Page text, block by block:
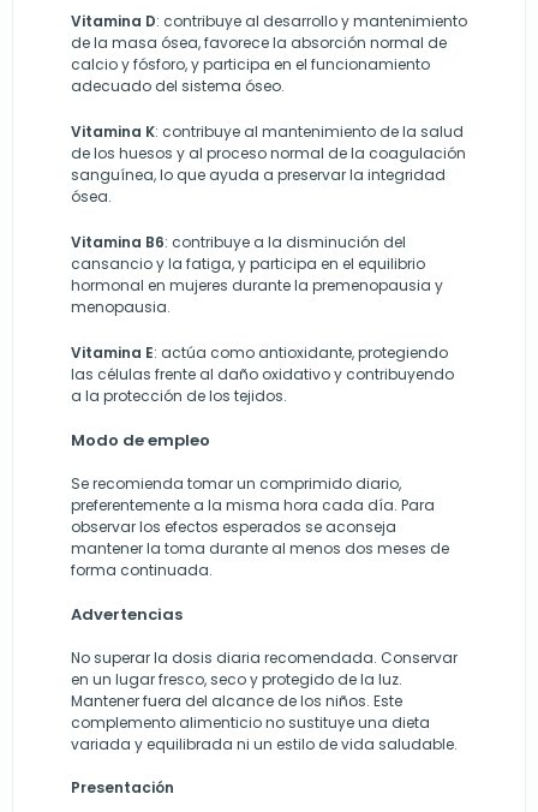
Vitamina D: contribuye al desarrollo y mantenimiento
de la masa ósea, favorece la absorción normal de
calcio y fósforo, y participa en el funcionamiento
adecuado del sistema óseo.
Vitamina K: contribuye al mantenimiento de la salud
de los huesos y al proceso normal de la coagulación
sanguínea, lo que ayuda a preservar la integridad
ósea.
Vitamina B6: contribuye a la disminución del
cansancio y la fatiga, y participa en el equilibrio
hormonal en mujeres durante la premenopausia y
menopausia.
Vitamina E: actúa como antioxidante, protegiendo
las células frente al daño oxidativo y contribuyendo
a la protección de los tejidos.
Modo de empleo
Se recomienda tomar un comprimido diario,
preferentemente a la misma hora cada día. Para
observar los efectos esperados se aconseja
mantener la toma durante al menos dos meses de
forma continuada.
Advertencias
No superar la dosis diaria recomendada. Conservar
en un lugar fresco, seco y protegido de la luz.
Mantener fuera del alcance de los niños. Este
complemento alimenticio no sustituye una dieta
variada y equilibrada ni un estilo de vida saludable.
Presentación